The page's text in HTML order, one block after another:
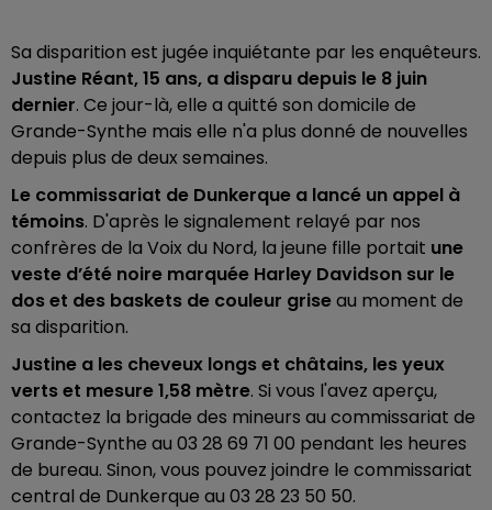
Sa disparition est jugée inquiétante par les enquêteurs.
Justine Réant, 15 ans, a disparu depuis le 8 juin
dernier. Ce jour-là, elle a quitté son domicile de
Grande-Synthe mais elle n'a plus donné de nouvelles
depuis plus de deux semaines.
Le commissariat de Dunkerque a lancé un appel à
témoins. D'après le signalement relayé par nos
confrères de la Voix du Nord, la jeune fille portait une
veste d’été noire marquée Harley Davidson sur le
dos et des baskets de couleur griseau moment de
sa disparition.
Justine a les cheveux longs et châtains, les yeux
verts et mesure 1,58 mètre. Si vous l'avez aperçu,
contactez la brigade des mineurs au commissariat de
Grande-Synthe au 03 28 69 71 00 pendant les heures
de bureau. Sinon, vous pouvez joindre le commissariat
central de Dunkerque au 03 28 23 50 50.